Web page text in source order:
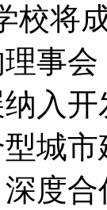
校将
事
入
城
度